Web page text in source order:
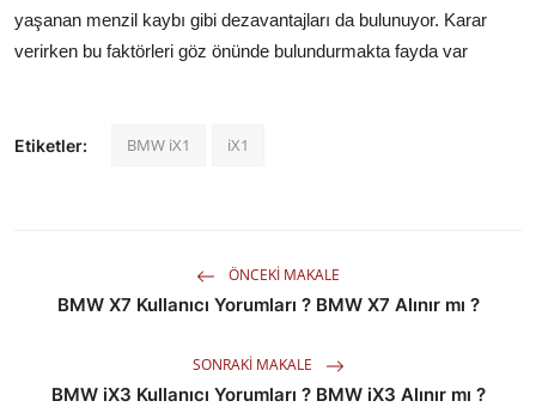
yaşanan menzil kaybı gibi dezavantajları da bulunuyor. Karar
verirken bu faktörleri göz önünde bulundurmakta fayda var
Etiketler: BMW iX1 iX1
ÖNCEKI MAKALE
BMW X7 Kullanıcı Yorumları ? BMW X7 Alınır mı ?
SONRAKI MAKALE
BMW iX3 Kullanıcı Yorumları ? BMW iX3 Alınır mı ?